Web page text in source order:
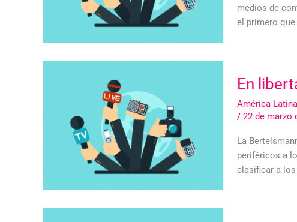
medios de
el primero
En
América Latina
/ 22 de marzo
La
periféricos a
clasificar a